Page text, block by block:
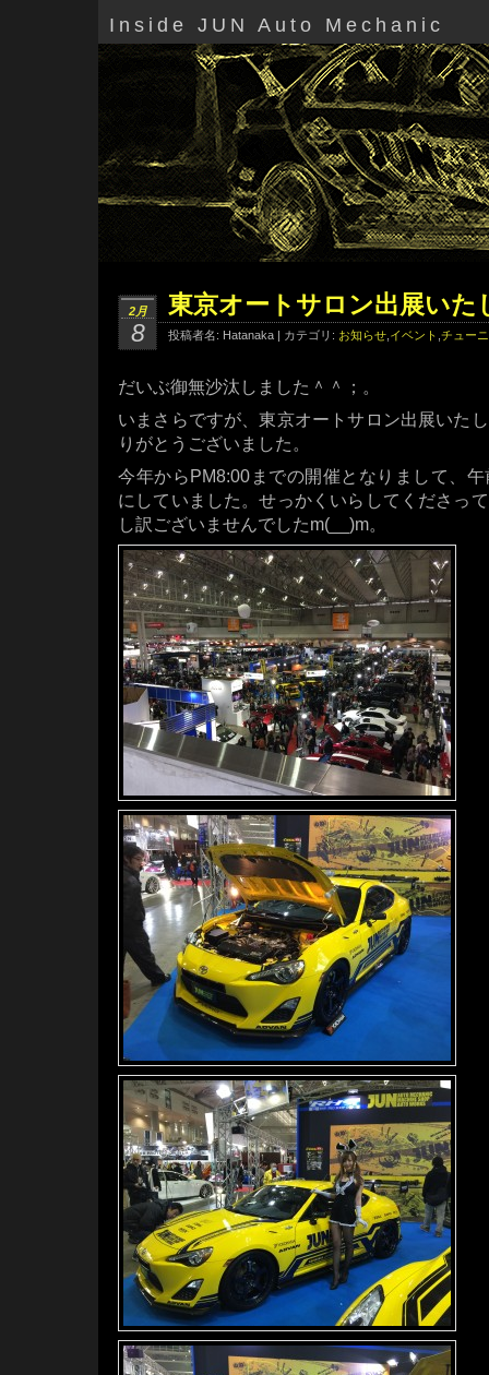
Inside JUN Auto Mechanic
2月
8
東京オートサロン出展いた
投稿者名: Hatanaka | カテゴリ: お知らせ イベント チュー
だいぶ御無沙汰しました＾＾；。
いまさらですが、東京オートサロン出展いた
りがとうございました。
今年からPM8:00までの開催となりまして、
にしていました。せっかくいらしてくださっ
し訳ございませんでしたm(__)m。